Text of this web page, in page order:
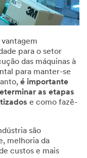
para o setor
das máquinas à
para manter-se
é importante
as etapas
e como fazê-
são
melhoria da
custos e mais